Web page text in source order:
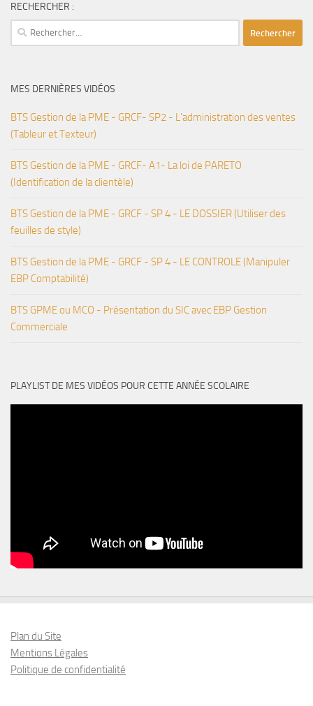
RECHERCHER :
Rechercher :
MES DERNIÈRES VIDÉOS
BTS Gestion de la PME - GRCF- SP2 - L'administration des ventes
(Tableur et Texteur)
BTS Gestion de la PME - GRCF- A1- La loi de PARETO
(Identification de la clientèle)
BTS Gestion de la PME - GRCF - SP 4 - LE DOSSIER (Utiliser des
feuilles de style)
BTS Gestion de la PME - GRCF - SP 4 - LE CONTROLE (Manipuler
EBP Comptabilité)
BTS GPME ou MCO - Présentation du SIC avec EBP Gestion
Commerciale
PLAYLIST DE MES VIDÉOS POUR CETTE ANNÉE SCOLAIRE
Plan du Site
Mentions Légales
Politique de confidentialité